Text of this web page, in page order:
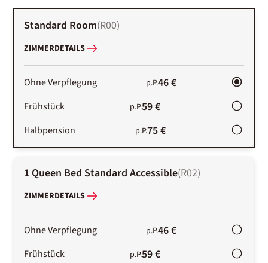
Standard Room(R00)
ZIMMERDETAILS
Ohne Verpflegung p.P.46 €
Frühstück p.P.59 €
Halbpension p.P.75 €
1 Queen Bed Standard Accessible(R02)
ZIMMERDETAILS
Ohne Verpflegung p.P.46 €
Frühstück p.P.59 €